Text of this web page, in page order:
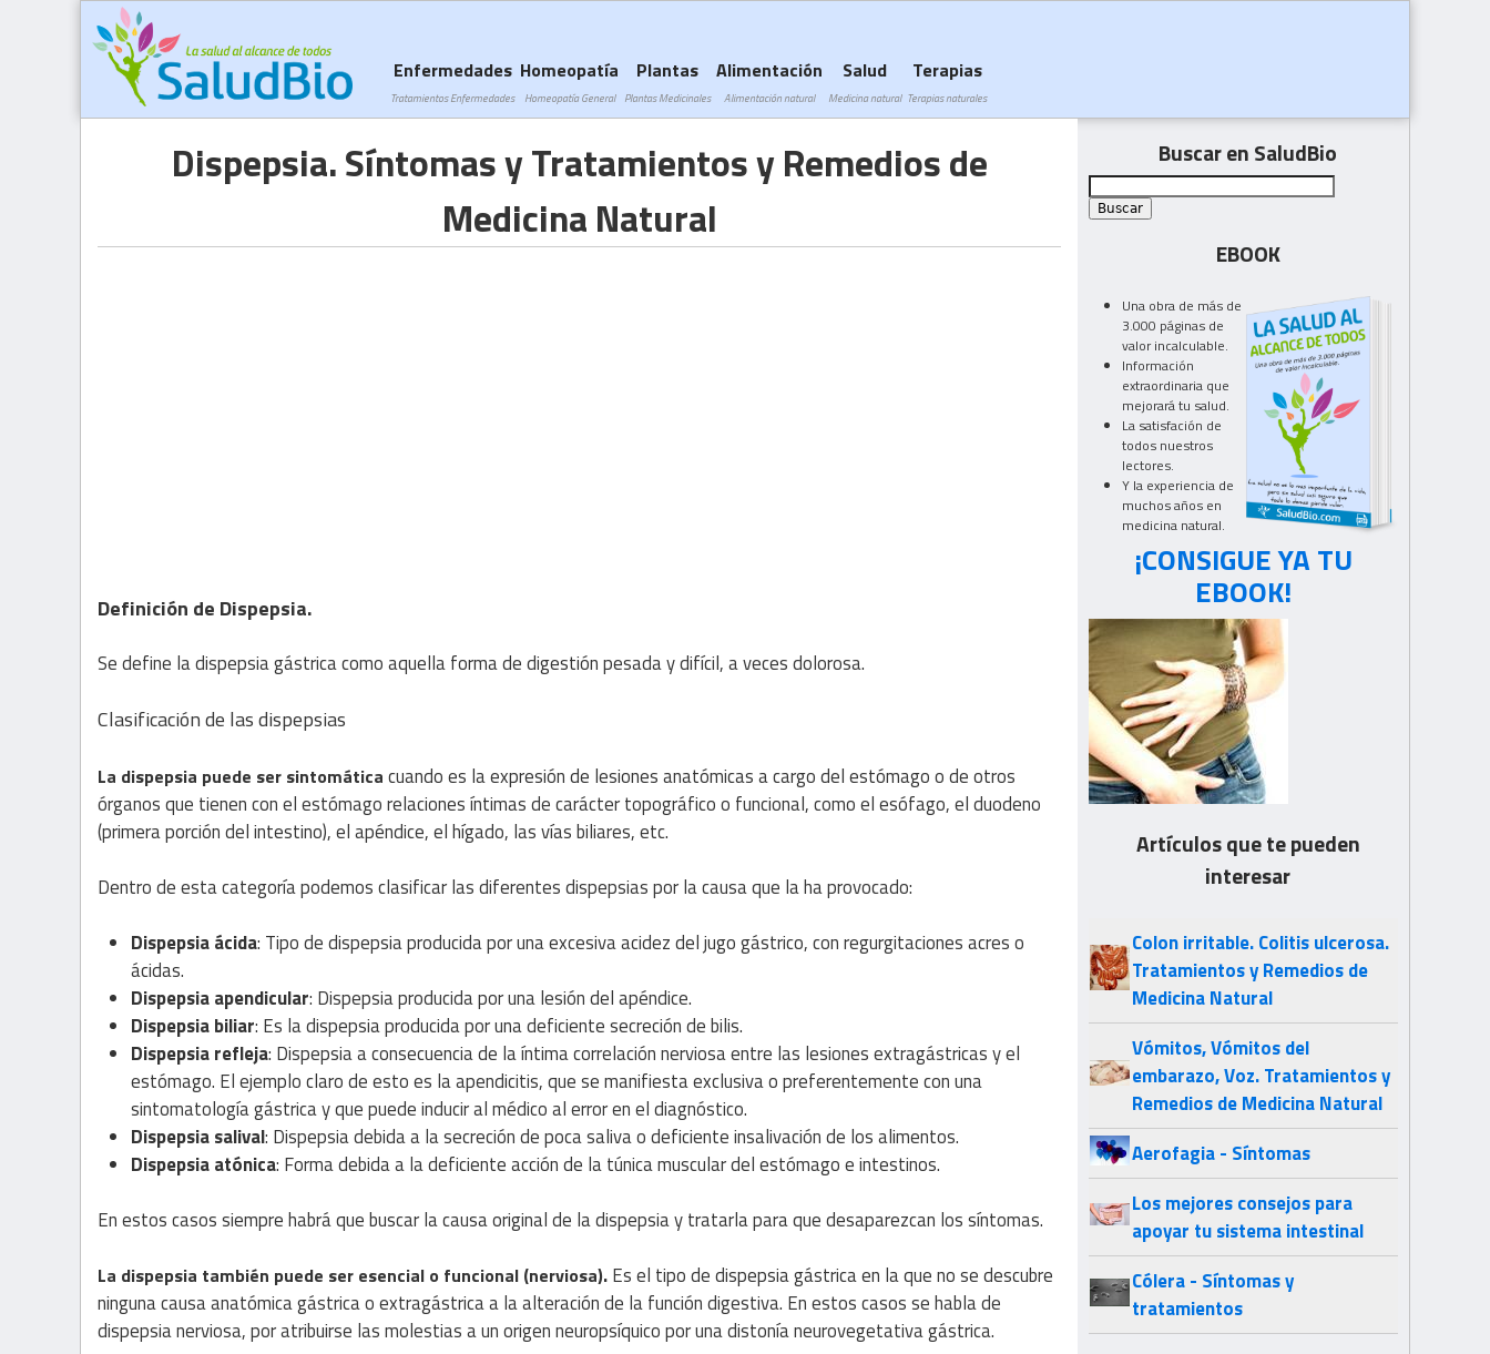
Dispepsia. Síntomas y Tratamientos y Remedios de
Medicina Natural
Definición de Dispepsia.
Se define la dispepsia gástrica como aquella forma de digestión pesada y difícil, a veces dolorosa.
Clasificación de las dispepsias
La dispepsia puede ser sintomática cuando es la expresión de lesiones anatómicas a cargo del estómago o de otros
órganos que tienen con el estómago relaciones íntimas de carácter topográfico o funcional, como el esófago, el duodeno
(primera porción del intestino), el apéndice, el hígado, las vías biliares, etc.
Dentro de esta categoría podemos clasificar las diferentes dispepsias por la causa que la ha provocado:
Dispepsia ácida: Tipo de dispepsia producida por una excesiva acidez del jugo gástrico, con regurgitaciones acres o
ácidas.
Dispepsia apendicular: Dispepsia producida por una lesión del apéndice.
Dispepsia biliar: Es la dispepsia producida por una deficiente secreción de bilis.
Dispepsia refleja: Dispepsia a consecuencia de la íntima correlación nerviosa entre las lesiones extragástricas y el
estómago. El ejemplo claro de esto es la apendicitis, que se manifiesta exclusiva o preferentemente con una
sintomatología gástrica y que puede inducir al médico al error en el diagnóstico.
Dispepsia salival: Dispepsia debida a la secreción de poca saliva o deficiente insalivación de los alimentos.
Dispepsia atónica: Forma debida a la deficiente acción de la túnica muscular del estómago e intestinos.
En estos casos siempre habrá que buscar la causa original de la dispepsia y tratarla para que desaparezcan los síntomas.
La dispepsia también puede ser esencial o funcional (nerviosa).Es el tipo de dispepsia gástrica en la que no se descubre
ninguna causa anatómica gástrica o extragástrica a la alteración de la función digestiva. En estos casos se habla de
dispepsia nerviosa, por atribuirse las molestias a un origen neuropsíquico por una distonía neurovegetativa gástrica.
Enfermedades
Tratamientos Enfermedades
Homeopatía
Homeopatía General
Plantas
Plantas Medicinales
Alimentación
Alimentación natural
Salud
Medicina natural
Terapias
Terapias naturales
Buscar en SaludBio
EBOOK
Una obra de más de
3.000 páginas de
valor incalculable.
Información
extraordinaria que
mejorará tu salud.
La satisfación de
todos nuestros
lectores.
Y la experiencia de
muchos años en
medicina natural.
¡CONSIGUE YA TU
EBOOK!
Artículos que te pueden
interesar
Colon irritable. Colitis ulcerosa.
Tratamientos y Remedios de
Medicina Natural
Vómitos, Vómitos del
embarazo, Voz. Tratamientos y
Remedios de Medicina Natural
Aerofagia - Síntomas
Los mejores consejos para
apoyar tu sistema intestinal
Cólera - Síntomas y
tratamientos